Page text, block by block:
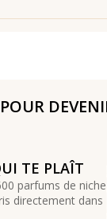
TE PLAÎT
parfums de niche
directement dans